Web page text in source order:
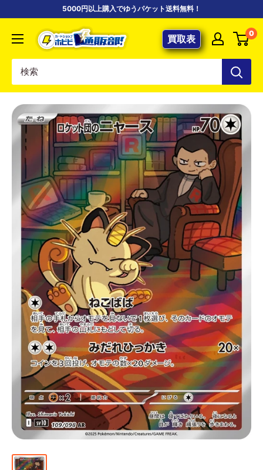
5000円以上購入でゆうパケット送料無料！
【ポ
ケ
専
門
カ
ョ
ッ
プ
ホ
ビ
ビ
通
販
部
買取表 0